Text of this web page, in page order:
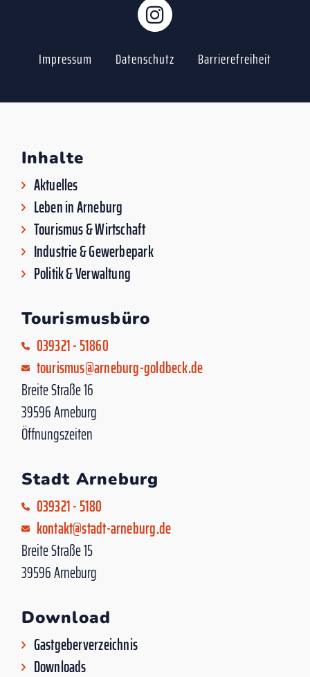
Impressum Datenschutz Barrierefreiheit
Inhalte
Aktuelles
Leben in Arneburg
Tourismus & Wirtschaft
Industrie & Gewerbepark
Politik & Verwaltung
Tourismusbüro
039321 - 51860
tourismus@arneburg-goldbeck.de
Breite Straße 16
39596 Arneburg
Öffnungszeiten
Stadt Arneburg
039321 - 5180
kontakt@stadt-arneburg.de
Breite Straße 15
39596 Arneburg
Download
Gastgeberverzeichnis
Downloads